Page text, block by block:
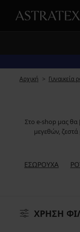
Αρχική Γυναικεία
Στο e-shop μας θα
μεγεθών,
ΕΣΏΡΟΥΧΑ
ΧΡΗΣΗ